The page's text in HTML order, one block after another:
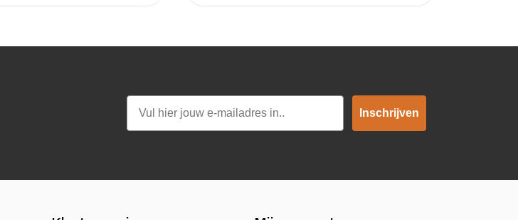
Email
Inschrijven